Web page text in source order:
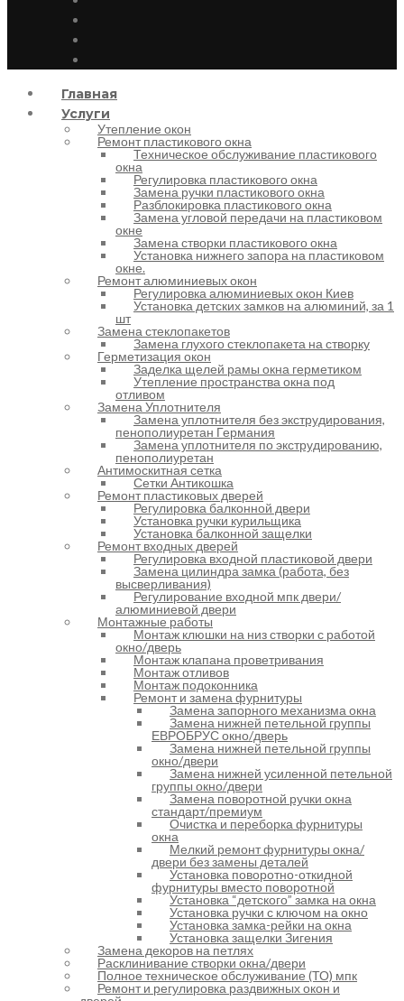
Главная
Услуги
Утепление окон
Ремонт пластикового окна
Техническое обслуживание пластикового
окна
Регулировка пластикового окна
Замена ручки пластикового окна
Разблокировка пластикового окна
Замена угловой передачи на пластиковом
окне
Замена створки пластикового окна
Установка нижнего запора на пластиковом
окне.
Ремонт алюминиевых окон
Регулировка алюминиевых окон Киев
Установка детских замков на алюминий, за 1
шт
Замена стеклопакетов
Замена глухого стеклопакета на створку
Герметизация окон
Заделка щелей рамы окна герметиком
Утепление пространства окна под
отливом
Замена Уплотнителя
Замена уплотнителя без экструдирования,
пенополиуретан Германия
Замена уплотнителя по экструдированию,
пенополиуретан
Антимоскитная сетка
Сетки Антикошка
Ремонт пластиковых дверей
Регулировка балконной двери
Установка ручки курильщика
Установка балконной защелки
Ремонт входных дверей
Регулировка входной пластиковой двери
Замена цилиндра замка (работа, без
высверливания)
Регулирование входной мпк двери/
алюминиевой двери
Монтажные работы
Монтаж клюшки на низ створки с работой
окно/дверь
Монтаж клапана проветривания
Монтаж отливов
Монтаж подоконника
Ремонт и замена фурнитуры
Замена запорного механизма окна
Замена нижней петельной группы
ЕВРОБРУС окно/дверь
Замена нижней петельной группы
окно/двери
Замена нижней усиленной петельной
группы окно/двери
Замена поворотной ручки окна
стандарт/премиум
Очистка и переборка фурнитуры
окна
Мелкий ремонт фурнитуры окна/
двери без замены деталей
Установка поворотно-откидной
фурнитуры вместо поворотной
Установка “детского” замка на окна
Установка ручки с ключом на окно
Установка замка-рейки на окна
Установка защелки Зигения
Замена декоров на петлях
Расклинивание створки окна/двери
Полное техническое обслуживание (ТО) мпк
Ремонт и регулировка раздвижных окон и